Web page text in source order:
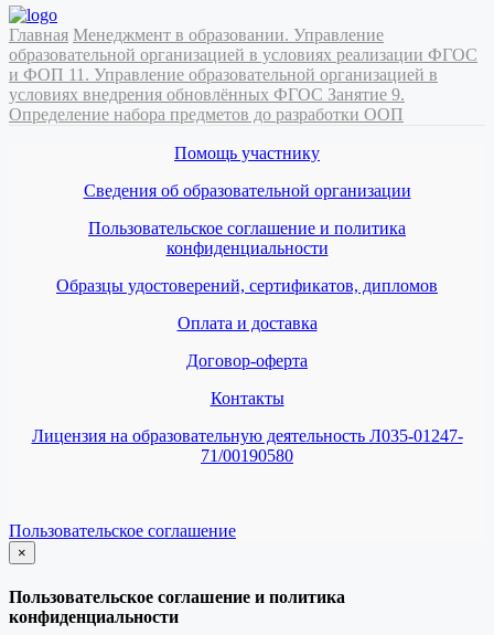
Главная Менеджмент в образовании. Управление
образовательной организацией в условиях реализации ФГОС
и ФОП 11. Управление образовательной организацией в
условиях внедрения обновлённых ФГОС Занятие 9.
Определение набора предметов до разработки ООП
Помощь участнику
Сведения об образовательной организации
Пользовательское соглашение и политика
конфиденциальности
Образцы удостоверений, сертификатов, дипломов
Оплата и доставка
Договор-оферта
Контакты
Лицензия на образовательную деятельность Л035-01247-
71/00190580
Пользовательское соглашение
×
закрыть
Пользовательское соглашение и политика
конфиденциальности